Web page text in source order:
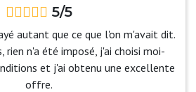
5/5
autant que ce que l'on m'avait dit.
rien n'a été imposé, j'ai choisi moi-
et j'ai obtenu une excellente
offre.